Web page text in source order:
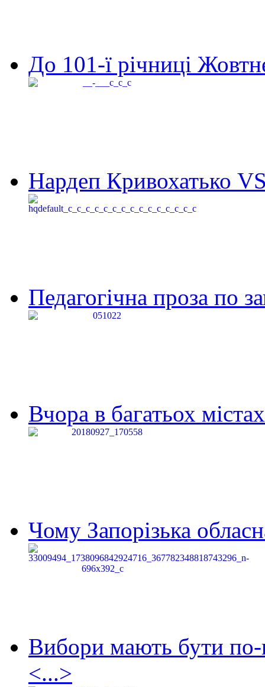
До 101-ї річниці
Нардеп Кривохатько
Педагогічна проза по
Вчора в багатьох
Чому Запорізька
Вибори мають бути по-
<...>